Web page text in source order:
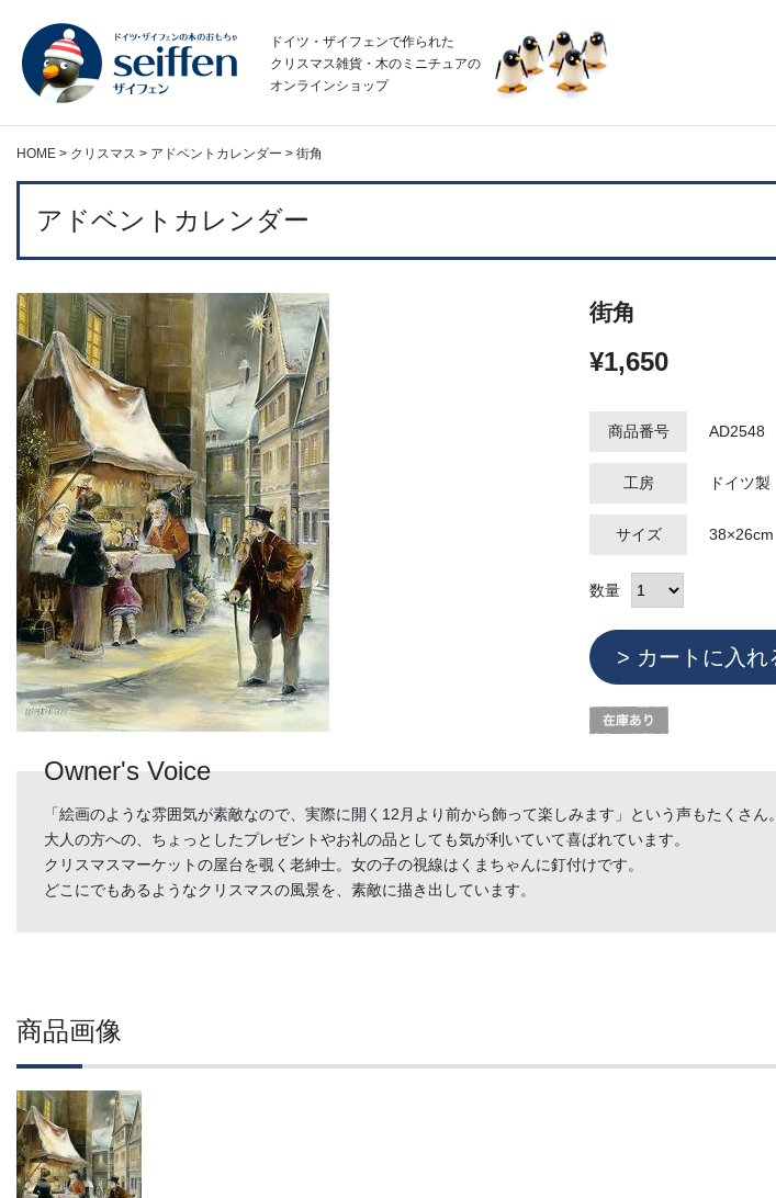
ドイツ・ザイフェンで作られた
クリスマス雑貨・木のミニチュアの
オンラインショップ
HOME > クリスマス > アドベントカレンダー > 街角
アドベントカレンダー
街角
¥1,650
商品番号 AD2548
工房 ドイツ製
サイズ 38×26cm
数量
Owner's Voice
「絵画のような雰囲気が素敵なので、実際に開く12月より前から飾って楽しみます」という声もたくさん。
大人の方への、ちょっとしたプレゼントやお礼の品としても気が利いていて喜ばれています。
クリスマスマーケットの屋台を覗く老紳士。女の子の視線はくまちゃんに釘付けです。
どこにでもあるようなクリスマスの風景を、素敵に描き出しています。
商品画像